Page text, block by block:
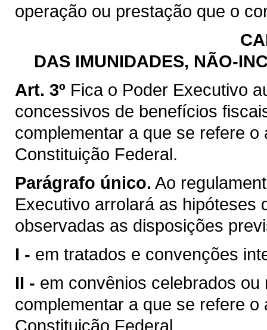
operação ou prestação que o
DAS IMUNIDADES, NÃO-
Art. 3º Fica o Poder Executivo
concessivos de benefícios
complementar a que se refere
Constituição Federal.
Parágrafo único. Ao
Executivo arrolará as hipóteses
observadas as disposições
I - em tratados e convenções
II - em convênios celebrados
complementar a que se refere
Constituição Federal.